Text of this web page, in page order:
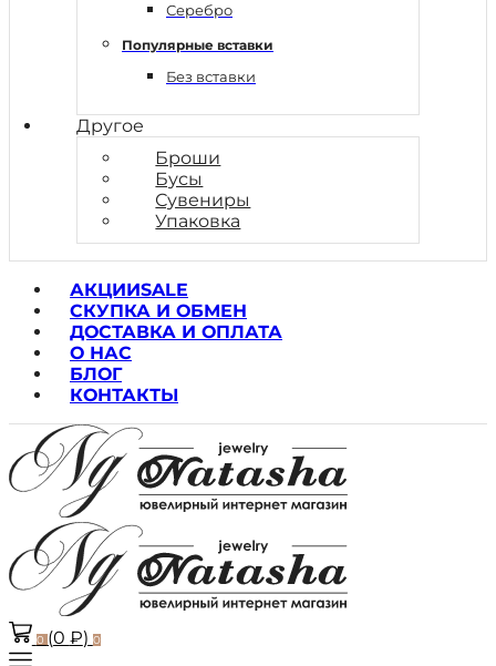
Серебро
Популярные вставки
Без вставки
Другое
Броши
Бусы
Сувениры
Упаковка
АКЦИИSALE
СКУПКА И ОБМЕН
ДОСТАВКА И ОПЛАТА
О НАС
БЛОГ
КОНТАКТЫ
0 (0 ₽) 0